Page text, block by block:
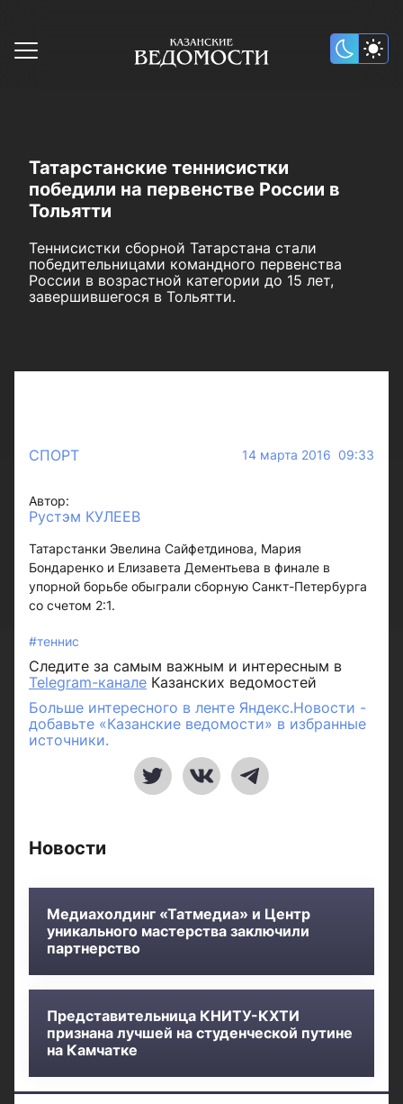
Татарстанские теннисистки
победили на первенстве России в
Тольятти
Теннисистки сборной Татарстана стали
победительницами командного первенства
России в возрастной категории до 15 лет,
завершившегося в Тольятти.
СПОРТ 14 марта 2016 09:33
Автор:
Рустэм КУЛЕЕВ
Татарстанки Эвелина Сайфетдинова, Мария
Бондаренко и Елизавета Дементьева в финале в
упорной борьбе обыграли сборную Санкт-Петербурга
со счетом 2:1.
#теннис
Следите за самым важным и интересным в
Telegram-канале Казанских ведомостей
Больше интересного в ленте Яндекс.Новости -
добавьте «Казанские ведомости» в избранные
источники.
Новости
Медиахолдинг «Татмедиа» и Центр
уникального мастерства заключили
партнерство
Представительница КНИТУ-КХТИ
признана лучшей на студенческой путине
на Камчатке